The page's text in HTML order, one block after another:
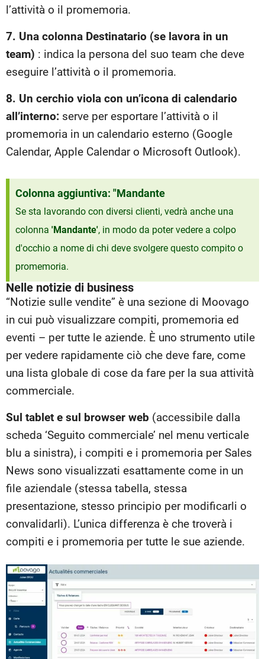
l’attività o il promemoria.
7. Una colonna Destinatario (se lavora in un
team) : indica la persona del suo team che deve
eseguire l’attività o il promemoria.
8. Un cerchio viola con un’icona di calendario
all’interno: serve per esportare l’attività o il
promemoria in un calendario esterno (Google
Calendar, Apple Calendar o Microsoft Outlook).
Colonna aggiuntiva: "Mandante
Se sta lavorando con diversi clienti, vedrà anche una
colonna 'Mandante', in modo da poter vedere a colpo
d'occhio a nome di chi deve svolgere questo compito o
promemoria.
Nelle notizie di business
“Notizie sulle vendite” è una sezione di Moovago
in cui può visualizzare compiti, promemoria ed
eventi – per tutte le aziende. È uno strumento utile
per vedere rapidamente ciò che deve fare, come
una lista globale di cose da fare per la sua attività
commerciale.
Sul tablet e sul browser web (accessibile dalla
scheda ‘Seguito commerciale’ nel menu verticale
blu a sinistra), i compiti e i promemoria per Sales
News sono visualizzati esattamente come in un
file aziendale (stessa tabella, stessa
presentazione, stesso principio per modificarli o
convalidarli). L’unica differenza è che troverà i
compiti e i promemoria per tutte le sue aziende.